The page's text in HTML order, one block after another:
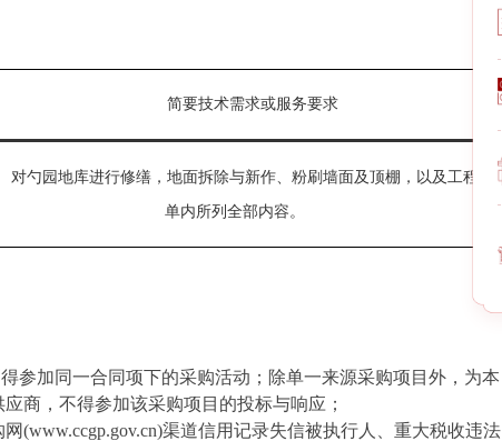
简要技术需求或服务要求
对勺园地库进行修缮，地面拆除与新作 、粉刷墙面及顶棚 ， 以及工程清
单内所列全部内容。
参加同一合同项下的采购活动；除单一来源采购项目外，为本
商，不得参加该采购项目的投标与响应；
网(www.ccgp.gov.cn)渠道信用记录失信被执行人、重大税收违法